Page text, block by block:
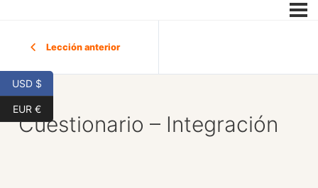
Lección anterior
Cuestionario – Integración
USD $
EUR €